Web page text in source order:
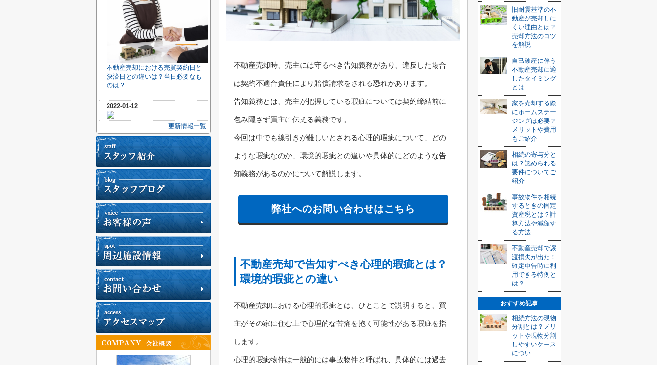
不動産売却時、売主には守るべき告知義務があり、違反した場合
は契約不適合責任により賠償請求をされる恐れがあります。
告知義務とは、売主が把握している瑕疵については契約締結前に
包み隠さず買主に伝える義務です。
今回は中でも線引きが難しいとされる心理的瑕疵について、どの
ような瑕疵なのか、環境的瑕疵との違いや具体的にどのような告
知義務があるのかについて解説します。
弊社へのお問い合わせはこちら
不動産売却で告知すべき心理的瑕疵とは？
環境的瑕疵との違い
不動産売却における心理的瑕疵とは、ひとことで説明すると、買
主がその家に住む上で心理的な苦痛を抱く可能性がある瑕疵を指
します。
心理的瑕疵物件は一般的には事故物件と呼ばれ、具体的には過去
旧耐震基準の不
動産が売却しに
くい理由とは？
売却方法のコツ
を解説
自己破産に伴う
不動産売却に適
したタイミング
とは
家を売却する際
にホームステー
ジングは必要？
メリットや費用
もご紹介
相続の寄与分と
は？認められる
要件についてご
紹介
事故物件を相続
するときの固定
資産税とは？計
算方法や減額す
る方法...
不動産売却で譲
渡損失が出た！
確定申告時に利
用できる特例と
は？
おすすめ記事
相続方法の現物
分割とは？メリ
ットや現物分割
しやすいケース
につい...
不動産売却における売買契約日と
決済日との違いは？当日必要なも
のは？
2022-01-12
更新情報一覧